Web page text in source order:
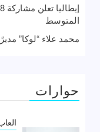
المتوسط
محمد علاء “لوكا”
حوارات